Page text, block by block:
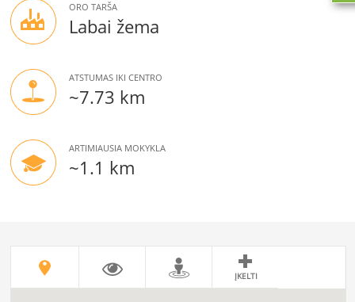
ORO TARŠA
Labai žema
ATSTUMAS IKI CENTRO
~7.73 km
ARTIMIAUSIA MOKYKLA
~1.1 km
ĮKELTI